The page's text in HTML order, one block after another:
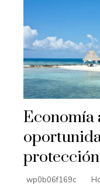
Economía
wp0b06f169c